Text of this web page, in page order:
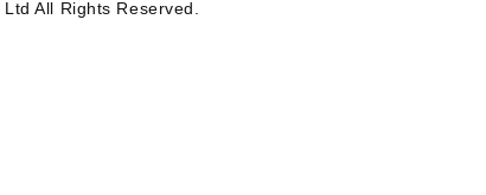
All Rights Reserved.